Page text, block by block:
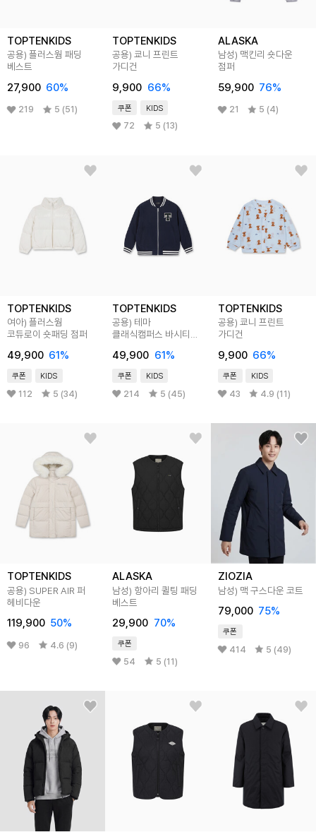
TOPTENKIDS
공용) 플러스웜 패딩
베스트
27,900 60%
219 5 (51)
TOPTENKIDS
공용) 쿄니 프린트
가디건
9,900 66%
쿠폰 KIDS
72 5 (13)
ALASKA
남성) 맥킨리 숏다운
점퍼
59,900 76%
21 5 (4)
TOPTENKIDS
여아) 플러스웜
코듀로이 숏패딩 점퍼
49,900 61%
쿠폰 KIDS
112 5 (34)
TOPTENKIDS
공용) 테마
클래식캠퍼스 바시티
49,900 61%
쿠폰 KIDS
214 5 (45)
TOPTENKIDS
공용) 쿄니 프린트
가디건
9,900 66%
쿠폰 KIDS
43 4.9 (11)
TOPTENKIDS
공용) SUPER AIR 퍼
헤비다운
119,900 50%
96 4.6 (9)
ALASKA
남성) 항아리 퀼팅 패딩
베스트
29,900 70%
쿠폰
54 5 (11)
ZIOZIA
남성) 맥 구스다운 코트
79,000 75%
쿠폰
414 5 (49)